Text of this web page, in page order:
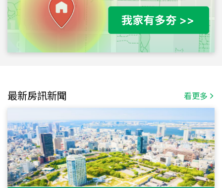
最新房訊新聞 看更多